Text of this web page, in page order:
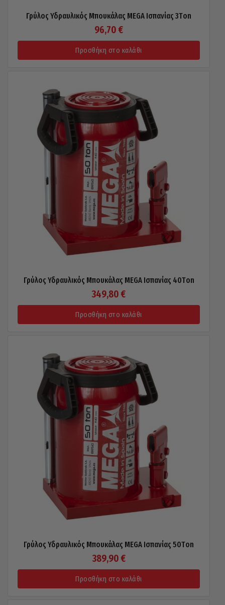
Γρύλος Υδραυλικός Μπουκάλας MEGA Ισπανίας 3Τon
96,70 €
Προσθήκη στο καλάθι
Γρύλος Υδραυλικός Μπουκάλας MEGA Ισπανίας 40Τon
349,80 €
Προσθήκη στο καλάθι
Γρύλος Υδραυλικός Μπουκάλας MEGA Ισπανίας 50Τon
389,90 €
Προσθήκη στο καλάθι